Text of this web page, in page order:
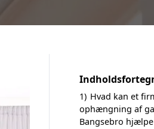
1) Hvad kan et
ophængning af
Bangsebro hjælpe